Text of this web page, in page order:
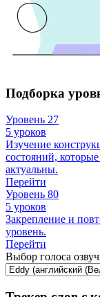
Подборка
Уровень 27
5 уроков
Изучение
состояний,
актуальны.
Перейти
Уровень 80
5 уроков
Закрепление и
уровень.
Перейти
Выбор голоса